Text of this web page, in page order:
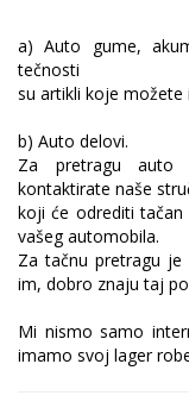
a) Auto gume,
tečnosti
su artikli koje možete
b) Auto delovi.
Za pretragu auto
kontaktirate naše
koji će odrediti
vašeg automobila.
Za tačnu pretragu je
im, dobro znaju taj
Mi nismo samo
imamo svoj lager